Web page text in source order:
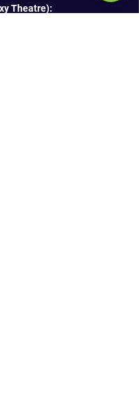
Theatre):